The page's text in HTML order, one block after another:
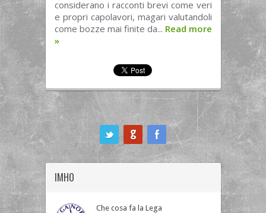
considerano i racconti brevi come veri
e propri capolavori, magari valutandoli
come bozze mai finite da... Read more
»
IMHO
Che cosa fa la Lega